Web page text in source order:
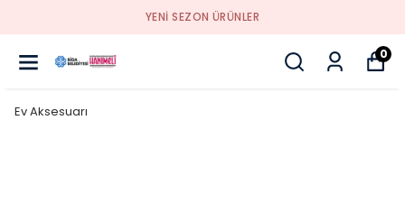
YENI SEZON ÜRÜNLER
0
Ev Aksesuarı